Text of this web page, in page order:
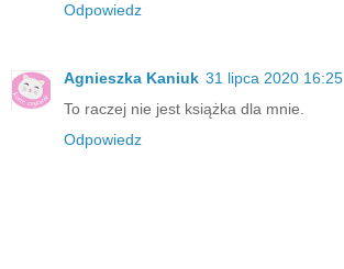
Odpowiedz
Agnieszka Kaniuk 31 lipca 2020 16:25
To raczej nie jest książka dla mnie.
Odpowiedz